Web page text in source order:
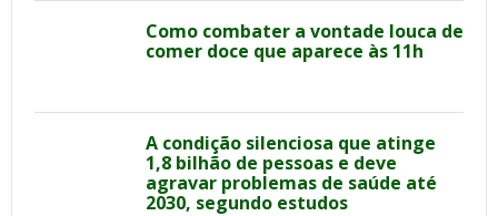
Como combater a vontade louca de
comer doce que aparece às 11h
A condição silenciosa que atinge
1,8 bilhão de pessoas e deve
agravar problemas de saúde até
2030, segundo estudos